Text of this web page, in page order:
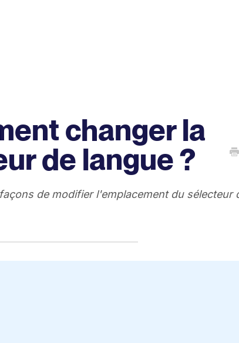
changer la
de langue ?
de modifier l'emplacement du sélecteur